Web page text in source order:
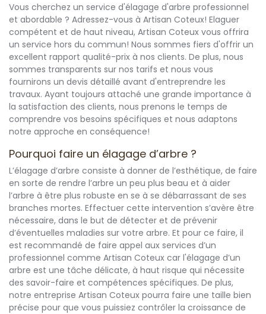
Vous cherchez un service d'élagage d'arbre professionnel
et abordable ? Adressez-vous à Artisan Coteux! Elaguer
compétent et de haut niveau, Artisan Coteux vous offrira
un service hors du commun! Nous sommes fiers d'offrir un
excellent rapport qualité-prix à nos clients. De plus, nous
sommes transparents sur nos tarifs et nous vous
fournirons un devis détaillé avant d'entreprendre les
travaux. Ayant toujours attaché une grande importance à
la satisfaction des clients, nous prenons le temps de
comprendre vos besoins spécifiques et nous adaptons
notre approche en conséquence!
Pourquoi faire un élagage d’arbre ?
L’élagage d’arbre consiste à donner de l’esthétique, de faire
en sorte de rendre l’arbre un peu plus beau et à aider
l’arbre à être plus robuste en se à se débarrassant de ses
branches mortes. Effectuer cette intervention s’avère être
nécessaire, dans le but de détecter et de prévenir
d’éventuelles maladies sur votre arbre. Et pour ce faire, il
est recommandé de faire appel aux services d’un
professionnel comme Artisan Coteux car l'élagage d’un
arbre est une tâche délicate, à haut risque qui nécessite
des savoir-faire et compétences spécifiques. De plus,
notre entreprise Artisan Coteux pourra faire une taille bien
précise pour que vous puissiez contrôler la croissance de